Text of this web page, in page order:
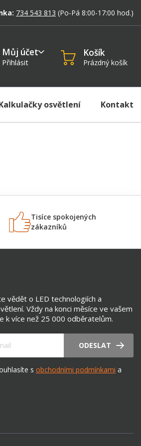
734 543 813 (Po-Pá 8:00-17:00 hod.)
Můj účet
Přihlásit
Košík
Prázdný košík
osvětlení Kontakt
Tisíce spokojených
zákazníků
vědět o LED technologiích a
Vždy na konci měsíce ve vašem
k více než 25 000 odběratelům.
ODESLAT
s obchodními podmínkami a